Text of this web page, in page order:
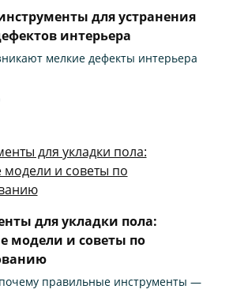
для устранения
интерьера
мелкие дефекты интерьера
для укладки пола:
модели и советы по
правильные инструменты —